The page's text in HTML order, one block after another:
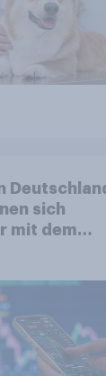
sich
mit dem